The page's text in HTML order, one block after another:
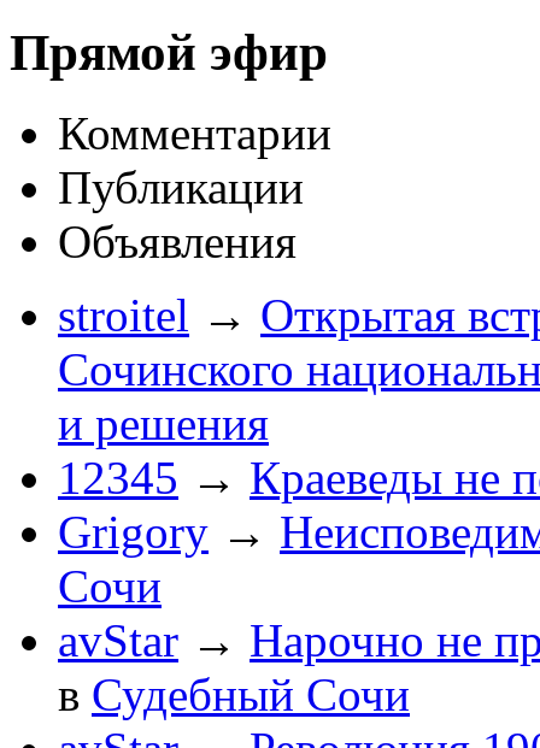
Прямой эфир
Комментарии
Публикации
Объявления
stroitel → Открытая
Сочинского
и решения
12345 → Краеведы не
Grigory →
Сочи
avStar → Нарочно не
в Судебный Сочи